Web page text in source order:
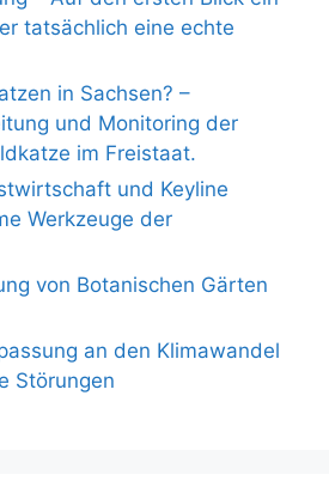
tatsächlich eine echte
in Sachsen? –
und Monitoring der
im Freistaat.
und Keyline
Werkzeuge der
von Botanischen Gärten
an den Klimawandel
Störungen